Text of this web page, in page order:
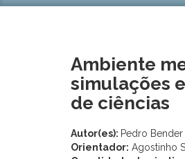
Ambiente
simulações
de ciências
Autor(es): Pedro Bender
Orientador: Agostinho